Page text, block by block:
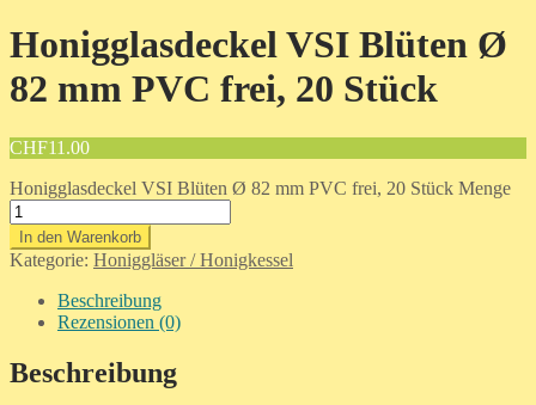
Honigglasdeckel VSI Blüten Ø
82 mm PVC frei, 20 Stück
CHF11.00
Honigglasdeckel VSI Blüten Ø 82 mm PVC frei, 20 Stück Menge
In den Warenkorb
Kategorie: Honiggläser / Honigkessel
Beschreibung
Rezensionen (0)
Beschreibung